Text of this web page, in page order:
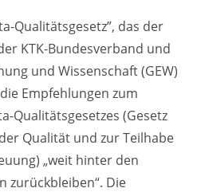
Qualitätsgesetz”, das der
KTK-Bundesverband und
und Wissenschaft (GEW)
Empfehlungen zum
Qualitätsgesetzes (Gesetz
Qualität und zur Teilhabe
„weit hinter den
zurückbleiben“. Die